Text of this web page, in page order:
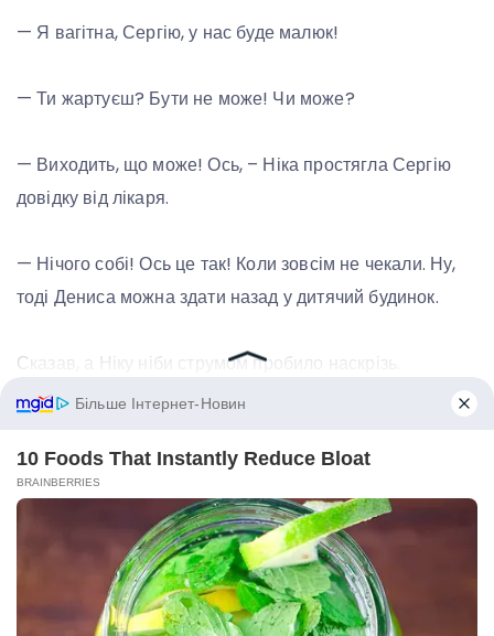
— Я вагітна, Сергію, у нас буде малюк!
— Ти жартуєш? Бути не може! Чи може?
— Виходить, що може! Ось, – Ніка простягла Сергію
довідку від лікаря.
— Нічого собі! Ось це так! Коли зовсім не чекали. Ну,
тоді Дениса можна здати назад у дитячий будинок.
Сказав, а Ніку ніби струмом пробило наскрізь.
Запитала Ніка.
— Що не так? – невдоволено хмикнув Сергій. – Тепер
у нас своя дитина з’явиться, буде цілком достатньо.
— Скажи, що ти пожартував, – із благанням в очах